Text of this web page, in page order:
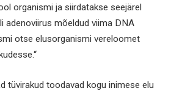
organismi ja siirdatakse seejärel
adenoviirus mõeldud viima DNA
otse elusorganismi vereloomet
tüvirakud toodavad kogu inimese elu